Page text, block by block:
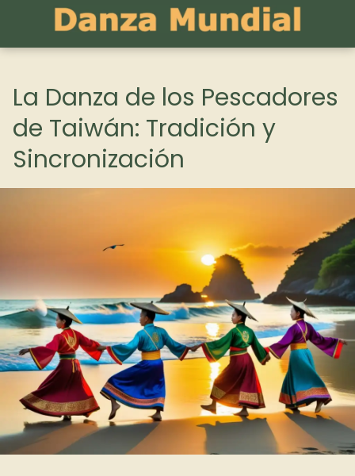
La Danza de los Pescadores
de Taiwán: Tradición y
Sincronización